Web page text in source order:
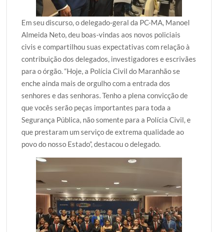
Em seu discurso, o delegado-geral da PC-MA, Manoel
Almeida Neto, deu boas-vindas aos novos policiais
civis e compartilhou suas expectativas com relação à
contribuição dos delegados, investigadores e escrivães
para o órgão. “Hoje, a Polícia Civil do Maranhão se
enche ainda mais de orgulho com a entrada dos
senhores e das senhoras. Tenho a plena convicção de
que vocês serão peças importantes para toda a
Segurança Pública, não somente para a Polícia Civil, e
que prestaram um serviço de extrema qualidade ao
povo do nosso Estado”, destacou o delegado.